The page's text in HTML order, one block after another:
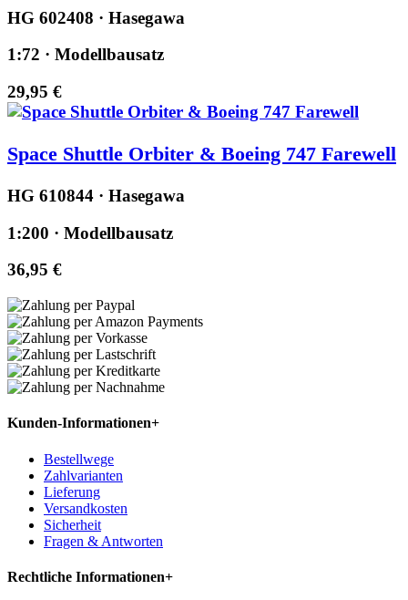
HG 602408 · Hasegawa
1:72 · Modellbausatz
29,95 €
Space Shuttle Orbiter & Boeing 747 Farewell
HG 610844 · Hasegawa
1:200 · Modellbausatz
36,95 €
Kunden-Informationen+
Bestellwege
Zahlvarianten
Lieferung
Versandkosten
Sicherheit
Fragen & Antworten
Rechtliche Informationen+